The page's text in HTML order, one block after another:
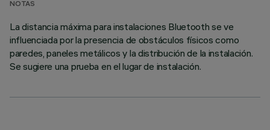
NOTAS
La distancia máxima para instalaciones Bluetooth se ve
influenciada por la presencia de obstáculos físicos como
paredes, paneles metálicos y la distribución de la instalación.
Se sugiere una prueba en el lugar de instalación.